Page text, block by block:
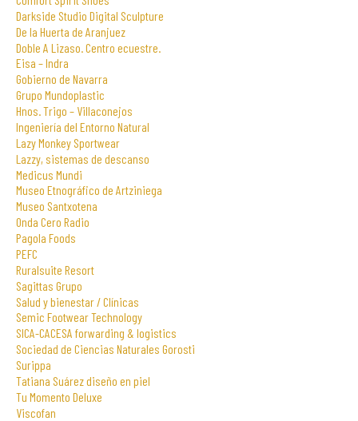
Darkside Studio Digital Sculpture
De la Huerta de Aranjuez
Doble A Lizaso. Centro ecuestre.
Eisa – Indra
Gobierno de Navarra
Grupo Mundoplastic
Hnos. Trigo – Villaconejos
Ingeniería del Entorno Natural
Lazy Monkey Sportwear
Lazzy, sistemas de descanso
Medicus Mundi
Museo Etnográfico de Artziniega
Museo Santxotena
Onda Cero Radio
Pagola Foods
PEFC
Ruralsuite Resort
Sagittas Grupo
Salud y bienestar / Clínicas
Semic Footwear Technology
SICA-CACESA forwarding & logistics
Sociedad de Ciencias Naturales Gorosti
Surippa
Tatiana Suárez diseño en piel
Tu Momento Deluxe
Viscofan